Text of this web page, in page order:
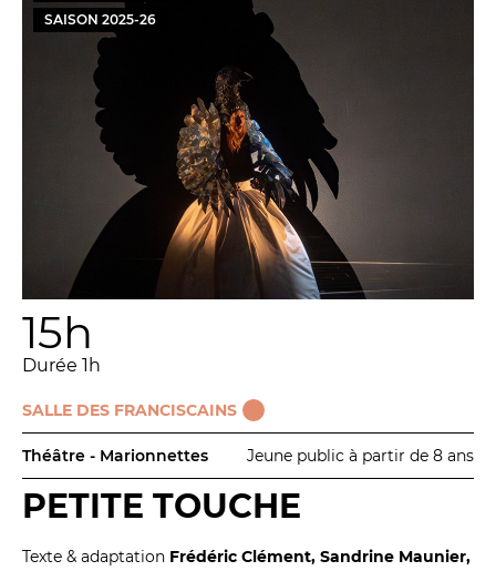
SAISON 2025-26
15h
Durée 1h
SALLE DES FRANCISCAINS
Théâtre - Marionnettes Jeune public à partir de 8 ans
PETITE TOUCHE
Texte & adaptation Frédéric Clément, Sandrine Maunier,